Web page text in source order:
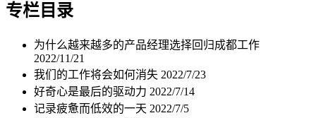
专栏目录
为什么越来越多的产品经理选择回归成都工作
2022/11/21
我们的工作将会如何消失 2022/7/23
好奇心是最后的驱动力 2022/7/14
记录疲惫而低效的一天 2022/7/5